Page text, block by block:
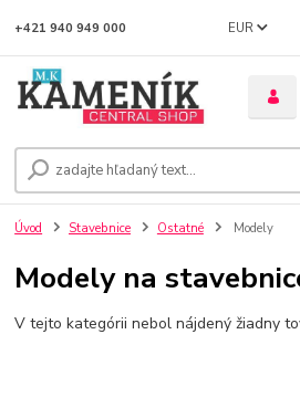
EUR
+421 940 949 000
Úvod Stavebnice Ostatné Modely
Modely na
V tejto kategórii nebol nájdený žiadny